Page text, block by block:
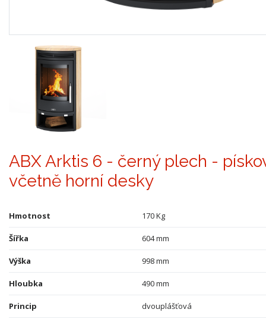
ABX Arktis 6 - černý plech -
včetně horní desky
Hmotnost 170 Kg
Šířka 604 mm
Výška 998 mm
Hloubka 490 mm
Princip dvouplášťová